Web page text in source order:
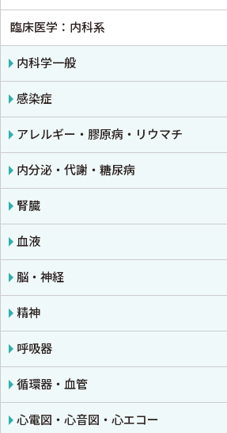
解剖学
生理学
免疫学・血清学
公衆衛生学
法医学
臨床医学一般
診断・臨床検査
画像医学・放射線医学・核医学
プライマリケア医学・総合診療
救急医学・集中治療医学
癌・腫瘍一般・緩和医療
栄養・食事療法・輸液・輸血
薬物療法
東洋医学・漢方医学
臨床医学：内科系
内科学一般
感染症
アレルギー・膠原病・リウマチ
内分泌・代謝・糖尿病
腎臓
血液
脳・神経
精神
呼吸器
循環器・血管
心電図・心音図・心エコー